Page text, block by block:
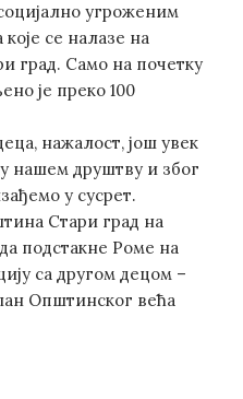
угроженим
се налазе на
град. Само на почетку
је преко 100
нажалост, још увек
нашем друштву и због
у сусрет.
Стари град на
подстакне Роме на
са другом децом –
Општинског већа